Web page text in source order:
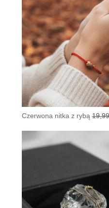
Czerwona nitka z rybą